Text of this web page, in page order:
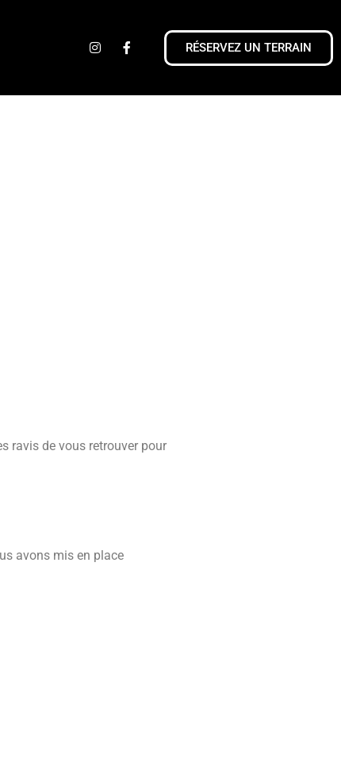
RÉSERVEZ UN TERRAIN
ravis de vous retrouver pour
avons mis en place